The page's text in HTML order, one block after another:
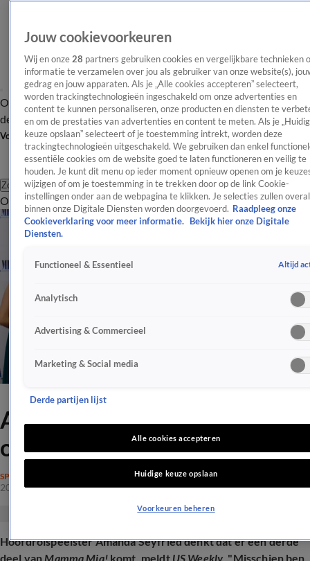
OverzichtAfleveringen Entertainment TV Algemeen
Tip
de redactieNieuwsbrief
Volg Shownieuws
Zoeken
OverzichtEntertainmentSpraakmakendRealityCrimeVideo's
Amanda Seyfried laat zich uit
over derde Mamma Mia!-film
SPRAAKMAKEND
20 nov 2025, 17:40
Hoofdrolspeelster Amanda Seyfried denkt dat er een derde
deel vanMamma Mia!komt, meldt US Weekly. "Misschien ben
Jouw cookievoorkeuren
Wij en onze 28 partners gebruiken cookies en vergelijkbare technieken
informatie te verzamelen over jou als gebruiker van onze website(s),
gedrag en jouw apparaten. Als je „Alle cookies accepteren” selecteert,
worden trackingtechnologieën ingeschakeld om onze advertenties en
content te kunnen personaliseren, onze producten en diensten te
en om de prestaties van advertenties en content te meten. Als je
keuze opslaan” selecteert of je toestemming intrekt, worden deze
trackingtechnologieën uitgeschakeld. We gebruiken dan enkel
essentiële cookies om de website goed te laten functioneren en veilig te
houden. Je kunt dit menu op ieder moment opnieuw openen om je
wijzigen of om je toestemming in te trekken door op de link Cookie-
instellingen onder aan de webpagina te klikken. Je selecties zullen overal
binnen onze Digitale Diensten worden doorgevoerd. Raadpleeg onze
Cookieverklaring voor meer informatie.
Bekijk hier onze Digitale
Diensten.
Functioneel & Essentieel Altijd
Analytisch
Advertising & Commercieel
Marketing & Social media
Derde partijen lijst
Alle cookies accepteren
Huidige keuze opslaan
Voorkeuren beheren